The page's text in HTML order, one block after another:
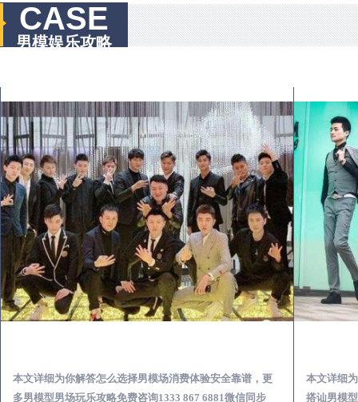
CASE
男模娱乐攻略
本文详细为你解答怎么选择男模场消费体验安全靠谱，更
多男模型男场玩乐攻略免费咨询1333 867 6881微信同步
本文详细
搭讪男模